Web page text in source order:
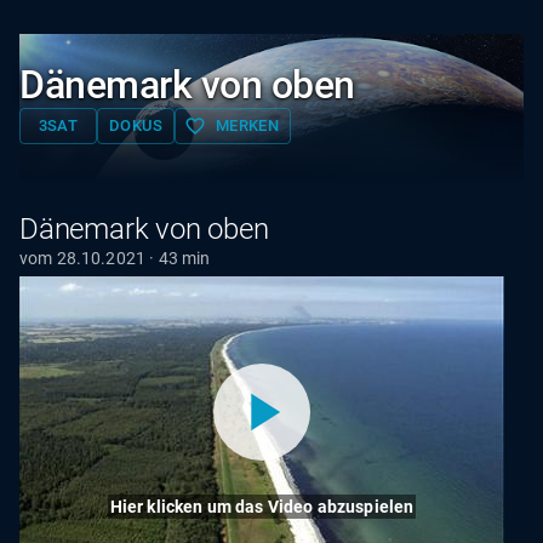
Dänemark von oben
3SAT DOKUS favorite_border MERKEN
Dänemark von oben
vom 28.10.2021 · 43 min
Hier klicken um das Video abzuspielen